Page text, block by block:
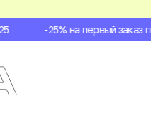
-25% на первый заказ по